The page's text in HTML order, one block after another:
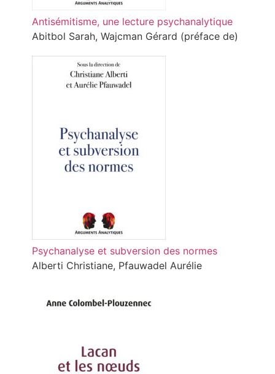
Antisémitisme, une lecture psychanalytique
Abitbol Sarah, Wajcman Gérard (préface de)
Psychanalyse et subversion des normes
Alberti Christiane, Pfauwadel Aurélie